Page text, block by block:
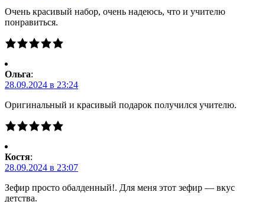
Очень красивый набор, очень надеюсь, что и учителю
понравиться.
Ольга:
28.09.2024 в 23:24
Оригинальный и красивый подарок получился учителю.
Костя:
28.09.2024 в 23:07
Зефир просто обалденный!. Для меня этот зефир — вкус
детства.